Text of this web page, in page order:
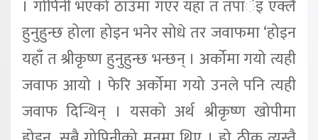
। गोपिनी भएको ठाउँमा गएर यहाँ त तपार्इं एक्लै
हुनुहुन्छ होला होइन भनेर सोधे तर जवाफमा ‘होइन
यहाँ त श्रीकृष्ण हुनुहुन्छ भन्छन् । अर्कोमा गयो त्यही
जवाफ आयो । फेरि अर्कोमा गयो उनले पनि त्यही
जवाफ दिन्थिन् । यसको अर्थ श्रीकृष्ण खोपीमा